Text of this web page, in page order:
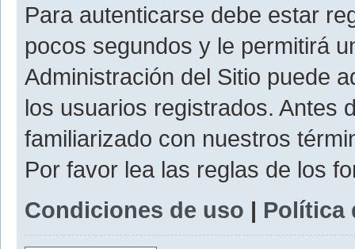
Para autenticarse debe estar
pocos segundos y le permitirá
Administración del Sitio puede
los usuarios registrados. Antes
familiarizado con nuestros
Por favor lea las reglas de los
Condiciones de uso | Política